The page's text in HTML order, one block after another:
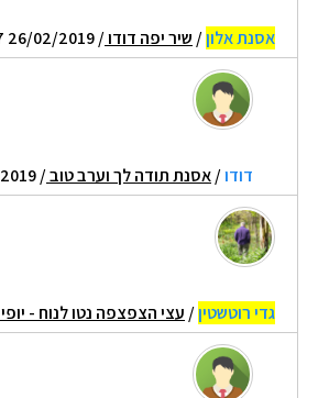
אסנת אלון/ שיר יפה דודו/ 26/02/2019 19:27
דודו/אסנת תודה לך וערב טוב/ 27/02/2019 18:01
גדי רוטשטין/ עצי הצפצפה נטו לנוח - יופי